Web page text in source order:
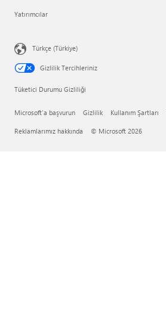
Yatırımcılar
Türkçe (Türkiye)
Gizlilik Tercihleriniz
Tüketici Durumu Gizliliği
Microsoft'a başvurun Gizlilik Kullanım Şartları
Reklamlarımız hakkında © Microsoft 2026